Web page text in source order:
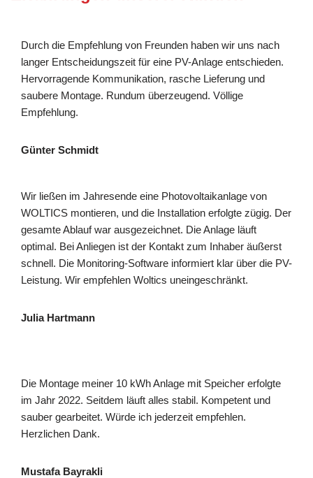
Durch die Empfehlung von Freunden haben wir uns nach
langer Entscheidungszeit für eine PV-Anlage entschieden.
Hervorragende Kommunikation, rasche Lieferung und
saubere Montage. Rundum überzeugend. Völlige
Empfehlung.
Günter Schmidt
Wir ließen im Jahresende eine Photovoltaikanlage von
WOLTICS montieren, und die Installation erfolgte zügig. Der
gesamte Ablauf war ausgezeichnet. Die Anlage läuft
optimal. Bei Anliegen ist der Kontakt zum Inhaber äußerst
schnell. Die Monitoring-Software informiert klar über die PV-
Leistung. Wir empfehlen Woltics uneingeschränkt.
Julia Hartmann
Die Montage meiner 10 kWh Anlage mit Speicher erfolgte
im Jahr 2022. Seitdem läuft alles stabil. Kompetent und
sauber gearbeitet. Würde ich jederzeit empfehlen.
Herzlichen Dank.
Mustafa Bayrakli